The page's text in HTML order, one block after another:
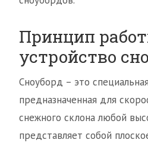
Принцип
устройство
Сноуборд – это
предназначенная для
снежного склона любой
представляет собой